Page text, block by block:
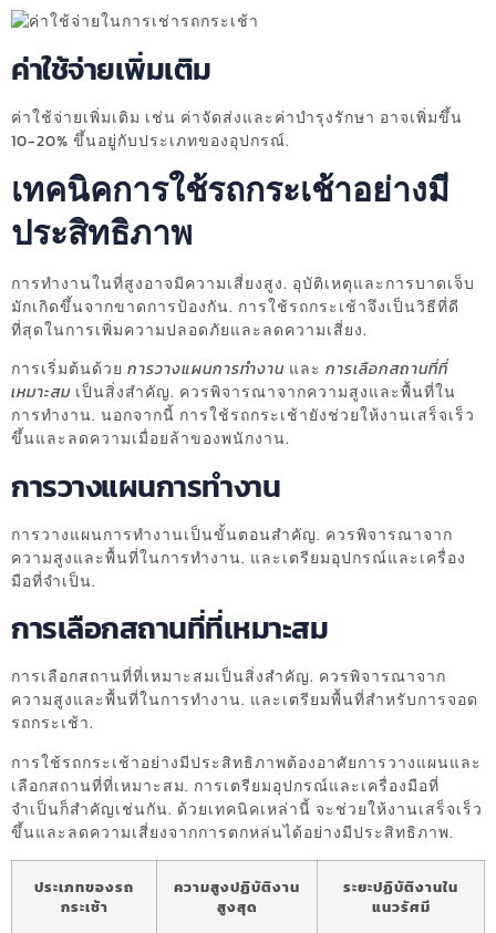
ค่าใช้จ่ายเพิ่มเติม
ค่าใช้จ่ายเพิ่มเติม เช่น ค่าจัดส่งและค่าบำรุงรักษา อาจเพิ่มขึ้น
10-20% ขึ้นอยู่กับประเภทของอุปกรณ์.
เทคนิคการใช้รถกระเช้าอย่างมี
ประสิทธิภาพ
การทำงานในที่สูงอาจมีความเสี่ยงสูง. อุบัติเหตุและการบาดเจ็บ
มักเกิดขึ้นจากขาดการป้องกัน. การใช้รถกระเช้าจึงเป็นวิธีที่ดี
ที่สุดในการเพิ่มความปลอดภัยและลดความเสี่ยง.
การเริ่มต้นด้วย การวางแผนการทำงาน และ การเลือกสถานที่ที่
เหมาะสม เป็นสิ่งสำคัญ. ควรพิจารณาจากความสูงและพื้นที่ใน
การทำงาน. นอกจากนี้ การใช้รถกระเช้ายังช่วยให้งานเสร็จเร็ว
ขึ้นและลดความเมื่อยล้าของพนักงาน.
การวางแผนการทำงาน
การวางแผนการทำงานเป็นขั้นตอนสำคัญ. ควรพิจารณาจาก
ความสูงและพื้นที่ในการทำงาน. และเตรียมอุปกรณ์และเครื่อง
มือที่จำเป็น.
การเลือกสถานที่ที่เหมาะสม
การเลือกสถานที่ที่เหมาะสมเป็นสิ่งสำคัญ. ควรพิจารณาจาก
ความสูงและพื้นที่ในการทำงาน. และเตรียมพื้นที่สำหรับการจอด
รถกระเช้า.
การใช้รถกระเช้าอย่างมีประสิทธิภาพต้องอาศัยการวางแผนและ
เลือกสถานที่ที่เหมาะสม. การเตรียมอุปกรณ์และเครื่องมือที่
จำเป็นก็สำคัญเช่นกัน. ด้วยเทคนิคเหล่านี้ จะช่วยให้งานเสร็จเร็ว
ขึ้นและลดความเสี่ยงจากการตกหล่นได้อย่างมีประสิทธิภาพ.
ประเภทของรถ
กระเช้า
ความสูงปฏิบัติงาน
สูงสุด
ระยะปฏิบัติงานใน
แนวรัศมี